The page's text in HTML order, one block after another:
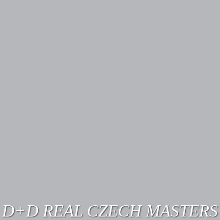
D+D REAL CZECH MASTERS